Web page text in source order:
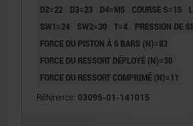
D2=22
D3=23 D4=M5 COURSE S=15
SW1=24
SW2=30 T=4
PRESSION DE
FORCE DU PISTON À 6 BARS (N)=83
FORCE DU RESSORT DÉPLOYÉ (N)=30
FORCE DU RESSORT COMPRIMÉ (N)=11
Référence: 03095-01-141015